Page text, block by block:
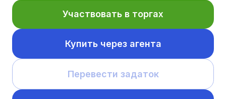
Участвовать в торгах
Купить через агента
Перевести задаток